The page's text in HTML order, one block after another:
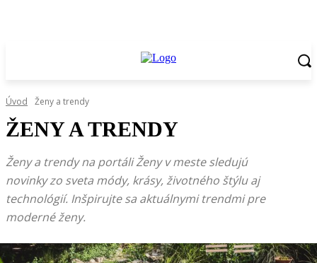
Úvod Ženy a trendy
ŽENY A TRENDY
Ženy a trendy na portáli Ženy v meste sledujú
novinky zo sveta módy, krásy, životného štýlu aj
technológií. Inšpirujte sa aktuálnymi trendmi pre
moderné ženy.